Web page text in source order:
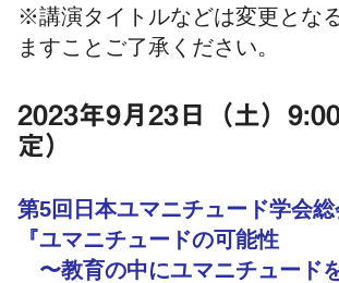
※講演タイトルなどは変更とな
ますことご了承ください。
2023年9月23日（土）
定）
第5回日本ユマニチュード学会
『ユマニチュードの可能性
〜教育の中にユマニチュード